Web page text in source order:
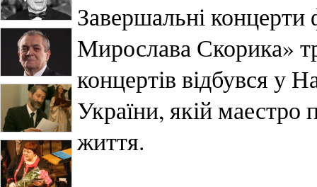
Завершальні
Мирослава Скорика»
концертів відбувся у
України, якій маестро
життя.